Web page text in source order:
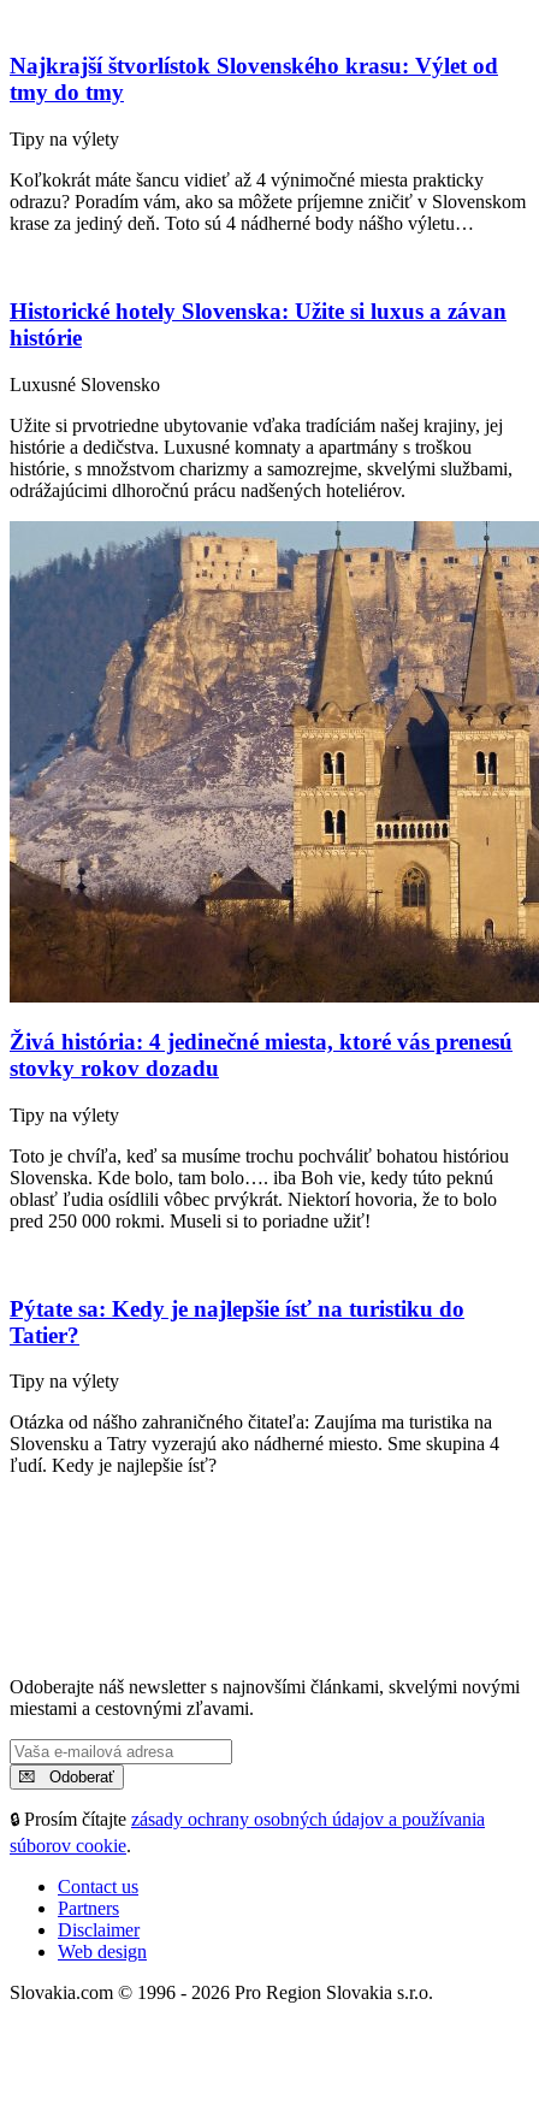
Najkrajší štvorlístok Slovenského krasu: Výlet od
tmy do tmy
Tipy na výlety
Koľkokrát máte šancu vidieť až 4 výnimočné miesta prakticky
odrazu? Poradím vám, ako sa môžete príjemne zničiť v Slovenskom
krase za jediný deň. Toto sú 4 nádherné body nášho výletu…
Historické hotely Slovenska: Užite si luxus a závan
histórie
Luxusné Slovensko
Užite si prvotriedne ubytovanie vďaka tradíciám našej krajiny, jej
histórie a dedičstva. Luxusné komnaty a apartmány s troškou
histórie, s množstvom charizmy a samozrejme, skvelými službami,
odrážajúcimi dlhoročnú prácu nadšených hoteliérov.
Živá história: 4 jedinečné miesta, ktoré vás prenesú
stovky rokov dozadu
Tipy na výlety
Toto je chvíľa, keď sa musíme trochu pochváliť bohatou históriou
Slovenska. Kde bolo, tam bolo…. iba Boh vie, kedy túto peknú
oblasť ľudia osídlili vôbec prvýkrát. Niektorí hovoria, že to bolo
pred 250 000 rokmi. Museli si to poriadne užiť!
Pýtate sa: Kedy je najlepšie ísť na turistiku do
Tatier?
Tipy na výlety
Otázka od nášho zahraničného čitateľa: Zaujíma ma turistika na
Slovensku a Tatry vyzerajú ako nádherné miesto. Sme skupina 4
ľudí. Kedy je najlepšie ísť?
Odoberajte náš newsletter s najnovšími článkami, skvelými novými
miestami a cestovnými zľavami.
🔒 Prosím čítajte zásady ochrany osobných údajov a používania
súborov cookie.
Contact us
Partners
Disclaimer
Web design
Slovakia.com © 1996 - 2026 Pro Region Slovakia s.r.o.